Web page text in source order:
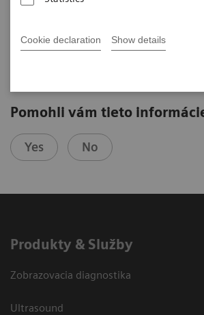
Cookie declaration Show details
Pomohli vám tieto
Yes No
Produkty & Služby
Zobrazovacia diagnostika
Ultrasound